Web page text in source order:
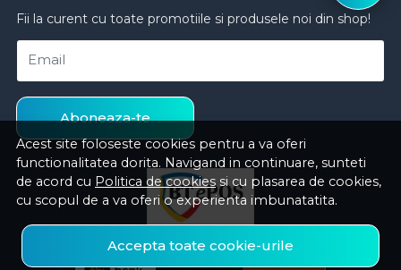
Acest site foloseste cookies pentru a va oferi
functionalitatea dorita. Navigand in continuare, sunteti
de acord cu Politica de cookies si cu plasarea de cookies,
cu scopul de a va oferi o experienta imbunatatita.
Accepta toate cookie-urile
Fii la curent cu toate promotiile si produsele noi din shop!
Email
Aboneaza-te